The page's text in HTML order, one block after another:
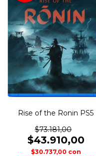
Rise of the Ronin PS5
$73.181,00
$43.910,00
$30.737,00 con